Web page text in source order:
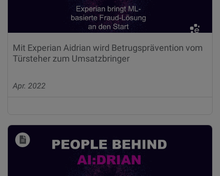
Mit Experian Aidrian wird Betrugsprävention vom
Türsteher zum Umsatzbringer
Apr. 2022